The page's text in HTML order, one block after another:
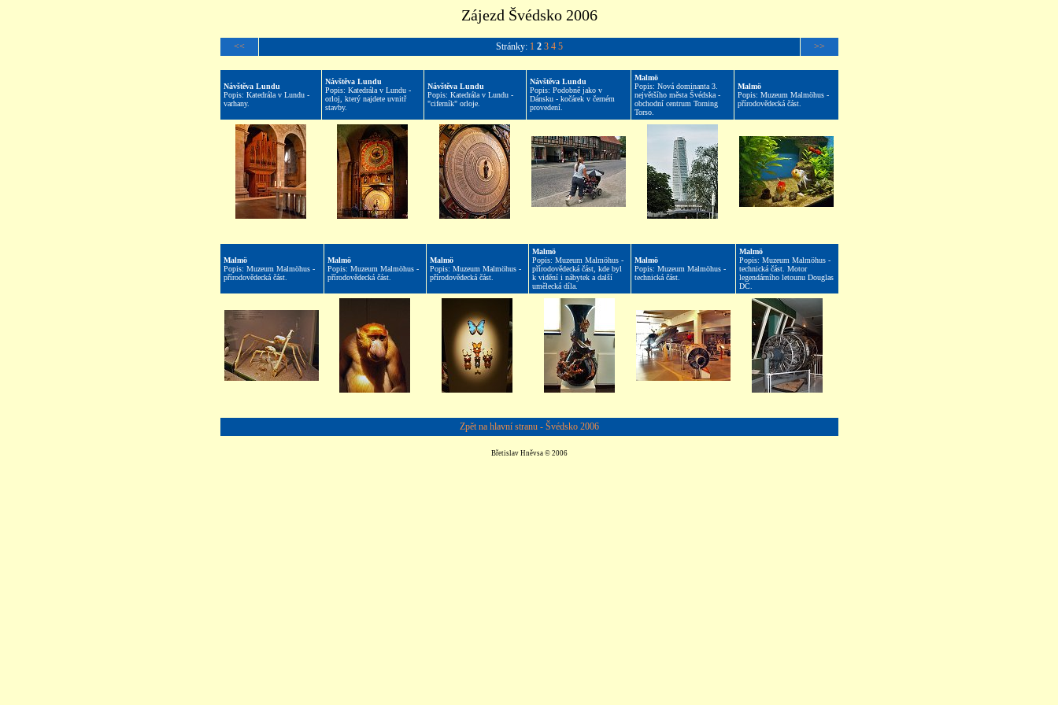
Zájezd Švédsko 2006
<< Stránky: 1 2 3 4 5 >>
Návštěva Lundu
Popis: Katedrála v Lundu -
varhany.
Návštěva Lundu
Popis: Katedrála v Lundu -
orloj, který najdete uvnitř
stavby.
Návštěva Lundu
Popis: Katedrála v Lundu -
"ciferník" orloje.
Návštěva Lundu
Popis: Podobně jako v
Dánsku - kočárek v černém
provedení.
Malmö
Popis: Nová dominanta 3.
největšího města Švédska -
obchodní centrum Torning
Torso.
Malmö
Popis: Muzeum Malmöhus -
přírodovědecká část.
Malmö
Popis: Muzeum Malmöhus -
přírodovědecká část.
Malmö
Popis: Muzeum Malmöhus -
přírodovědecká část.
Malmö
Popis: Muzeum Malmöhus -
přírodovědecká část.
Malmö
Popis: Muzeum Malmöhus -
přírodovědecká část, kde byl
k vidění i nábytek a další
umělecká díla.
Malmö
Popis: Muzeum Malmöhus -
technická část.
Malmö
Popis: Muzeum Malmöhus -
technická část. Motor
legendárního letounu Douglas
DC.
Zpět na hlavní stranu - Švédsko 2006
Břetislav Hněvsa © 2006